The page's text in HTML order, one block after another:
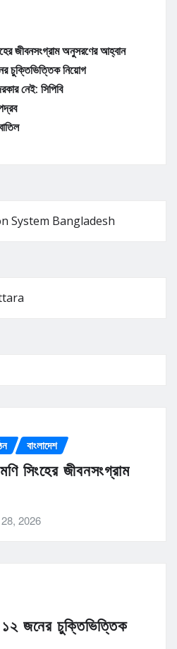
জীবনসংগ্রাম অনুসরণের আহ্বান
চুক্তিভিত্তিক নিয়োগ
নেই: সিপিবি
বাংলাদেশ
সিংহের জীবনসংগ্রাম
2026
জনের চুক্তিভিত্তিক